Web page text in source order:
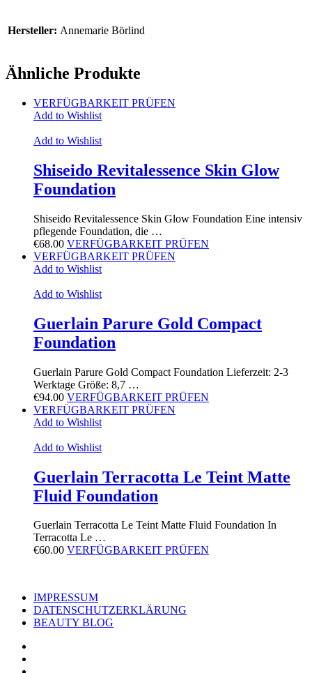
Hersteller: Annemarie Börlind
Ähnliche Produkte
VERFÜGBARKEIT PRÜFEN
Add to Wishlist
Add to Wishlist
Shiseido Revitalessence Skin Glow
Foundation
Shiseido Revitalessence Skin Glow Foundation Eine intensiv
pflegende Foundation, die …
€68.00 VERFÜGBARKEIT PRÜFEN
VERFÜGBARKEIT PRÜFEN
Add to Wishlist
Add to Wishlist
Guerlain Parure Gold Compact
Foundation
Guerlain Parure Gold Compact Foundation Lieferzeit: 2-3
Werktage Größe: 8,7 …
€94.00 VERFÜGBARKEIT PRÜFEN
VERFÜGBARKEIT PRÜFEN
Add to Wishlist
Add to Wishlist
Guerlain Terracotta Le Teint Matte
Fluid Foundation
Guerlain Terracotta Le Teint Matte Fluid Foundation In
Terracotta Le …
€60.00 VERFÜGBARKEIT PRÜFEN
IMPRESSUM
DATENSCHUTZERKLÄRUNG
BEAUTY BLOG